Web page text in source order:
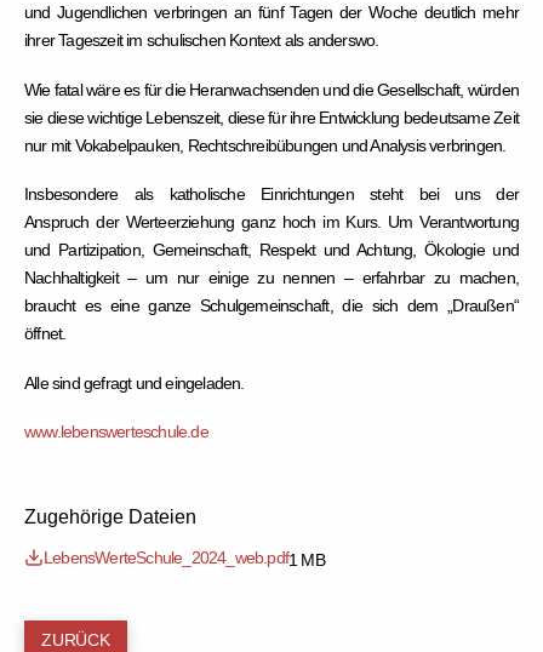
und Jugendlichen verbringen an fünf Tagen der Woche deutlich mehr
ihrer Tageszeit im schulischen Kontext als anderswo.
Wie fatal wäre es für die Heranwachsenden und die Gesellschaft, würden
sie diese wichtige Lebenszeit, diese für ihre Entwicklung bedeutsame Zeit
nur mit Vokabelpauken, Rechtschreibübungen und Analysis verbringen.
Insbesondere als katholische Einrichtungen steht bei uns der
Anspruch der Werteerziehungganz hoch im Kurs. Um Verantwortung
und Partizipation, Gemeinschaft, Respekt und Achtung, Ökologie und
Nachhaltigkeit – um nur einige zu nennen – erfahrbar zu machen,
braucht es eineganze Schulgemeinschaft, die sich dem „Draußen“
öffnet.
Alle sind gefragt und eingeladen.
www.lebenswerteschule.de
Zugehörige Dateien
LebensWerteSchule_2024_web.pdf1 MB
ZURÜCK